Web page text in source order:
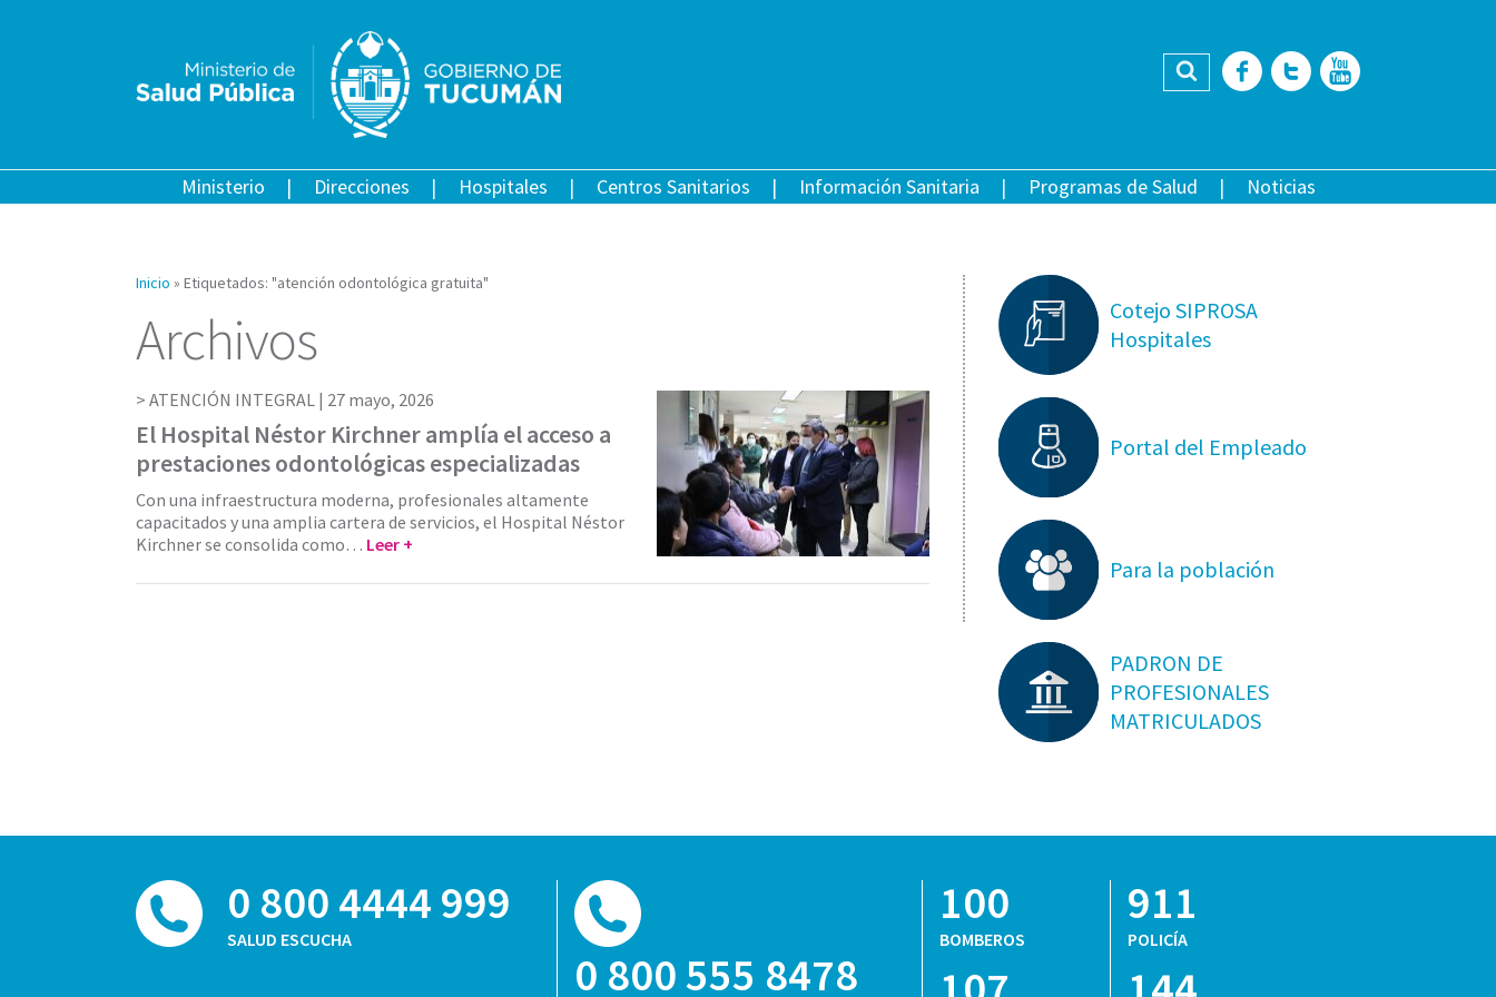
Buscar Facebook
Twitter
Ministerio Direcciones Hospitales Centros Sanitarios Información Sanitaria Programas de Salud Noticias
Inicio » Etiquetados: "atención odontológica gratuita"
Archivos
ATENCIÓN INTEGRAL | 27 mayo, 2026
El Hospital Néstor Kirchner amplía el acceso a
prestaciones odontológicas especializadas
Con una infraestructura moderna, profesionales altamente
capacitados y una amplia cartera de servicios, el Hospital Néstor
Kirchner se consolida como… Leer +
Cotejo SIPROSA
Hospitales
Portal del Empleado
Para la población
PADRON DE
PROFESIONALES
MATRICULADOS
0 800 4444 999
SALUD ESCUCHA
0 800 555 8478
100
BOMBEROS
911
POLICÍA